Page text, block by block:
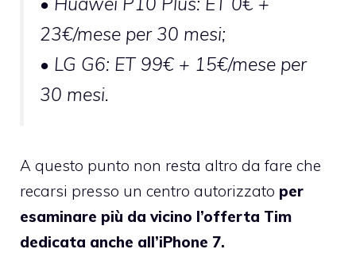
23€/mese per 30 mesi;
• LG G6: ET 99€ + 15€/mese per
30 mesi.
A questo punto non resta altro da fare che
recarsi presso un centro autorizzato per
esaminare più da vicino l’offerta Tim
dedicata anche all’iPhone 7.